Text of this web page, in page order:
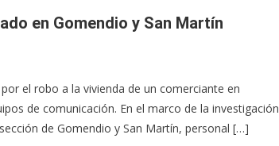
en Gomendio y San Martín
el robo a la vivienda de un comerciante en
de comunicación. En el marco de la investigación
de Gomendio y San Martín, personal […]